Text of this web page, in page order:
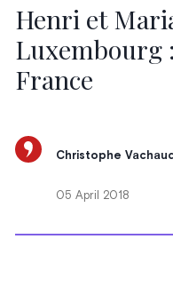
Henri et
Luxembourg
France
Christophe
05 April 2018